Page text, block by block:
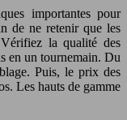
importantes pour
de ne retenir que les
la qualité des
en un tournemain. Du
Puis, le prix des
Les hauts de gamme